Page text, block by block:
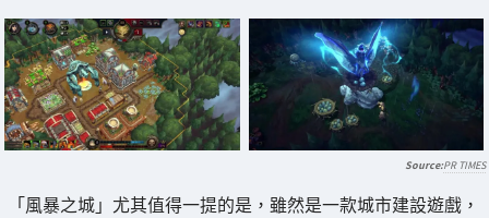
PR TIMES
「風暴之城」尤其值得一提的是，雖然是一款城市建設遊戲，